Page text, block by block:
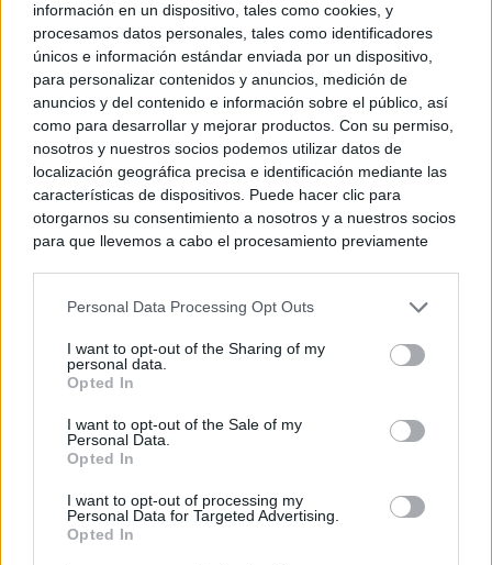
información en un dispositivo, tales como cookies, y
procesamos datos personales, tales como identificadores
únicos e información estándar enviada por un dispositivo,
para personalizar contenidos y anuncios, medición de
anuncios y del contenido e información sobre el público, así
como para desarrollar y mejorar productos. Con su permiso,
nosotros y nuestros socios podemos utilizar datos de
localización geográfica precisa e identificación mediante las
características de dispositivos. Puede hacer clic para
otorgarnos su consentimiento a nosotros y a nuestros socios
para que llevemos a cabo el procesamiento previamente
negar su consentimiento. Tenga en cuenta que algún
de su consentimiento, pero usted tiene el derecho de
rechazar tal procesamiento. Sus preferencias se aplicarán
cualquier momento entrando de nuevo en este sitio web o
visitando nuestra política de privacidad.
Personal Data Processing Opt Outs
I want to opt-out of the Sharing of my
personal data.
Opted In
I want to opt-out of the Sale of my
Personal Data.
Opted In
I want to opt-out of processing my
Personal Data for Targeted Advertising.
Opted In
© Kiosko.net Aviso Legal Privacidad y Cookies